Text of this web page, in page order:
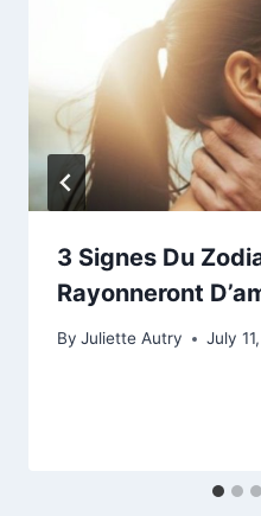
3 Signes Du
Rayonneront
By Juliette Autry July